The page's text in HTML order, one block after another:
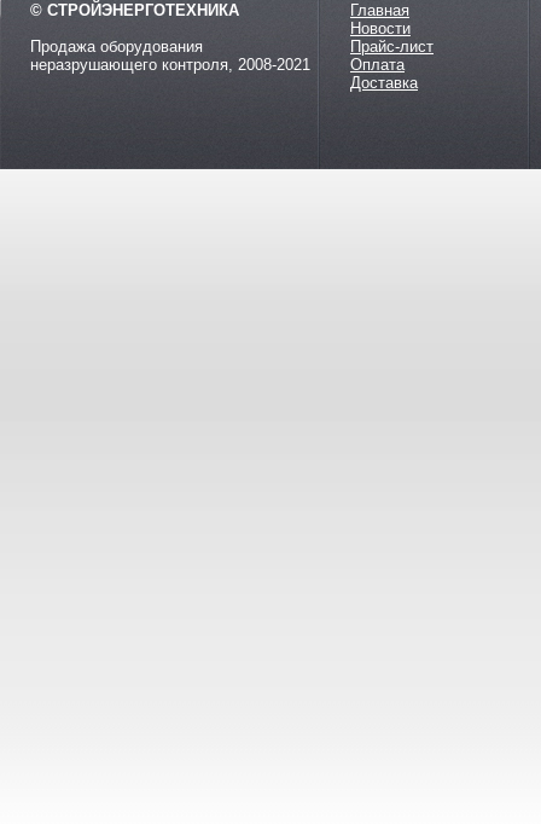
© СТРОЙЭНЕРГОТЕХНИКА
Продажа оборудования
неразрушающего контроля, 2008-2021
Главная
Новости
Прайс-лист
Оплата
Доставка